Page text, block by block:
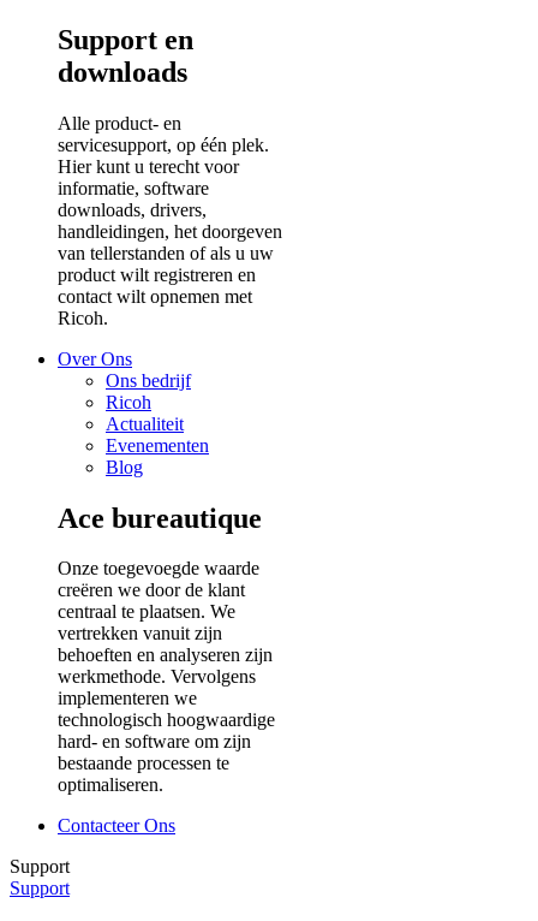
Support en
downloads
Alle product- en
servicesupport, op één plek.
Hier kunt u terecht voor
informatie, software
downloads, drivers,
handleidingen, het doorgeven
van tellerstanden of als u uw
product wilt registreren en
contact wilt opnemen met
Ricoh.
Over Ons
Ons bedrijf
Ricoh
Actualiteit
Evenementen
Blog
Ace bureautique
Onze toegevoegde waarde
creëren we door de klant
centraal te plaatsen. We
vertrekken vanuit zijn
behoeften en analyseren zijn
werkmethode. Vervolgens
implementeren we
technologisch hoogwaardige
hard- en software om zijn
bestaande processen te
optimaliseren.
Contacteer Ons
Support
Support